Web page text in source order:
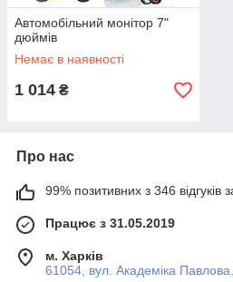
Автомобільний монітор 7"
дюймів
Немає в наявності
1 014 ₴
Про нас
99% позитивних з 346 відгуків
Працює з 31.05.2019
м. Харків
61054, вул. Академіка